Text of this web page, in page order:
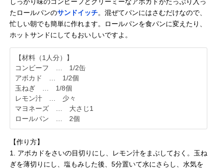
しっかり味のコンビーフとクリーミーなアボカドがたっぷり入っ
たロールパンのサンドイッチ。混ぜてパンにはさむだけなので、
忙しい朝でも簡単に作れます。ロールパンを食パンに変えたり、
ホットサンドにしてもおいしいですよ。
【材料（1人分）】
コンビーフ … 1/2缶
アボカド … 1/2個
玉ねぎ … 1/8個
レモン汁 … 少々
マヨネーズ … 大さじ1
ロールパン … 2個
【作り方】
1. アボカドをさいの目切りにし、レモン汁をまぶしておく。玉ね
ぎを薄切りにし、塩もみした後、5分置いて水にさらし、水気を